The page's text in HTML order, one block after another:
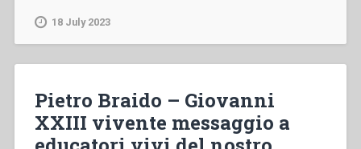
18 July 2023
Pietro Braido – Giovanni
XXIII vivente messaggio a